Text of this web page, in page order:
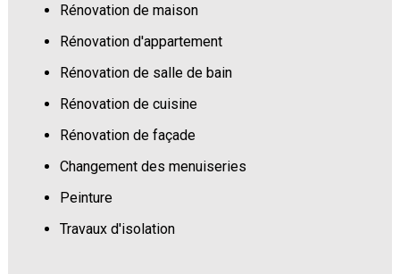
Rénovation de maison
Rénovation d'appartement
Rénovation de salle de bain
Rénovation de cuisine
Rénovation de façade
Changement des menuiseries
Peinture
Travaux d'isolation